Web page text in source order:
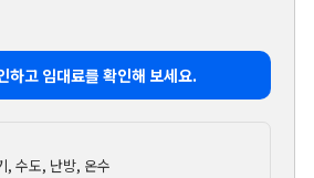
하고 임대료를 확인해 보세요.
, 수도, 난방, 온수